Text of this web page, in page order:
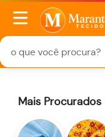
Mais Procurados